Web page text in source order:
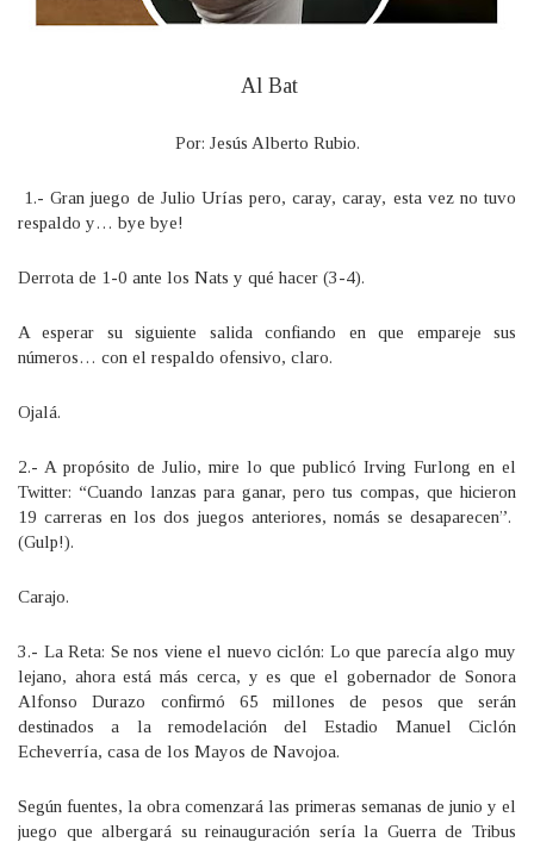
Al Bat
Por: Jesús Alberto Rubio.
1.- Gran juego de Julio Urías pero, caray, caray, esta vez no tuvo
respaldo y… bye bye!
Derrota de 1-0 ante los Nats y qué hacer (3-4).
A esperar su siguiente salida confiando en que empareje sus
números… con el respaldo ofensivo, claro.
Ojalá.
2.- A propósito de Julio, mire lo que publicó Irving Furlong en el
Twitter: “Cuando lanzas para ganar, pero tus compas, que hicieron
19 carreras en los dos juegos anteriores, nomás se desaparecen”.
(Gulp!).
Carajo.
3.- La Reta: Se nos viene el nuevo ciclón: Lo que parecía algo muy
lejano, ahora está más cerca, y es que el gobernador de Sonora
Alfonso Durazo confirmó 65 millones de pesos que serán
destinados a la remodelación del Estadio Manuel Ciclón
Echeverría, casa de los Mayos de Navojoa.
Según fuentes, la obra comenzará las primeras semanas de junio y el
juego que albergará su reinauguración sería la Guerra de Tribus